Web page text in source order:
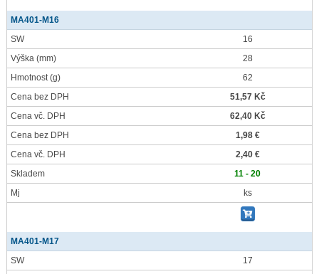
MA401-M16
SW
16
Výška (mm)
28
Hmotnost(g)
62
Cena bez DPH
51,57 Kč
Cena vč. DPH
62,40 Kč
Cena bez DPH
1,98 €
Cena vč. DPH
2,40 €
Skladem
11 - 20
Mj
ks
MA401-M17
SW
17